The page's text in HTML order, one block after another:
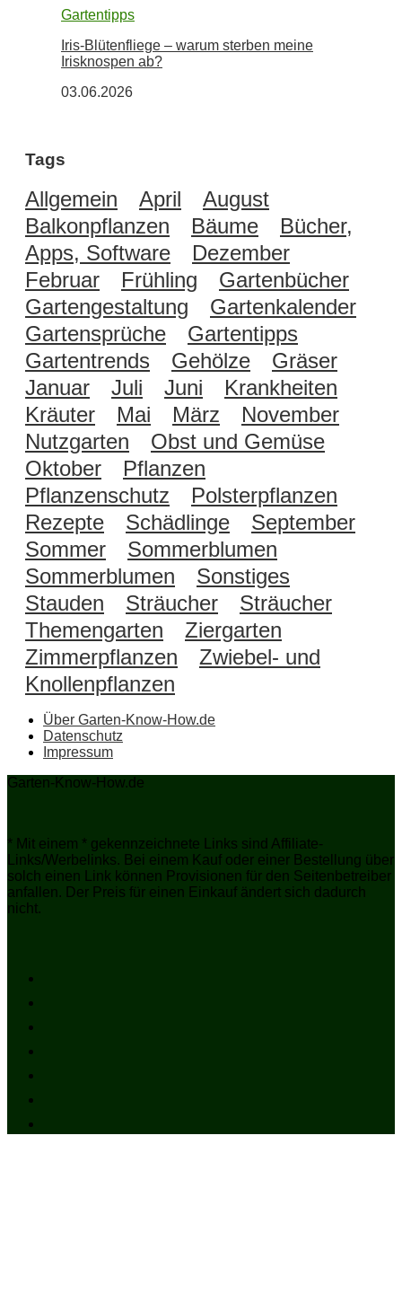
Gartentipps
Iris-Blütenfliege – warum sterben meine
Irisknospen ab?
03.06.2026
Tags
Allgemein April
August
Balkonpflanzen
Bäume
Bücher,
Apps, Software
Dezember
Februar
Frühling
Gartenbücher
Gartengestaltung
Gartenkalender
Gartensprüche
Gartentipps
Gartentrends
Gehölze
Gräser
Januar
Juli Juni
Krankheiten
Kräuter
Mai März
November
Nutzgarten
Obst und Gemüse
Oktober
Pflanzen
Pflanzenschutz
Polsterpflanzen
Rezepte
Schädlinge
September
Sommer
Sommerblumen
Sommerblumen
Sonstiges
Stauden
Sträucher
Sträucher
Themengarten
Ziergarten
Zimmerpflanzen
Zwiebel- und
Knollenpflanzen
Über Garten-Know-How.de
Datenschutz
Impressum
Garten-Know-How.de
* Mit einem * gekennzeichnete Links sind Affiliate-
Links/Werbelinks. Bei einem Kauf oder einer Bestellung über
solch einen Link können Provisionen für den Seitenbetreiber
anfallen. Der Preis für einen Einkauf ändert sich dadurch
nicht.